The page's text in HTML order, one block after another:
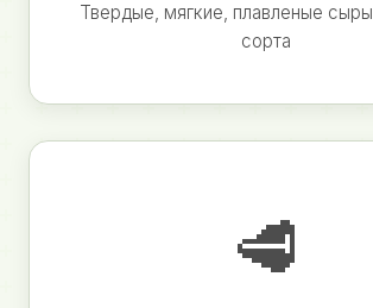
Твердые, мягкие, плавленые
сорта
🥩